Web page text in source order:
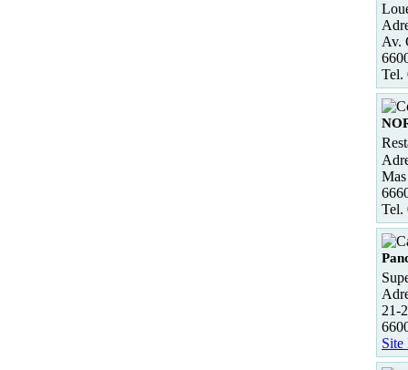
Av.
Tel.
Tel.
21-
Site